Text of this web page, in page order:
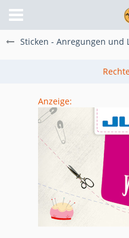
Sticken - Anregungen und
Anzeige: